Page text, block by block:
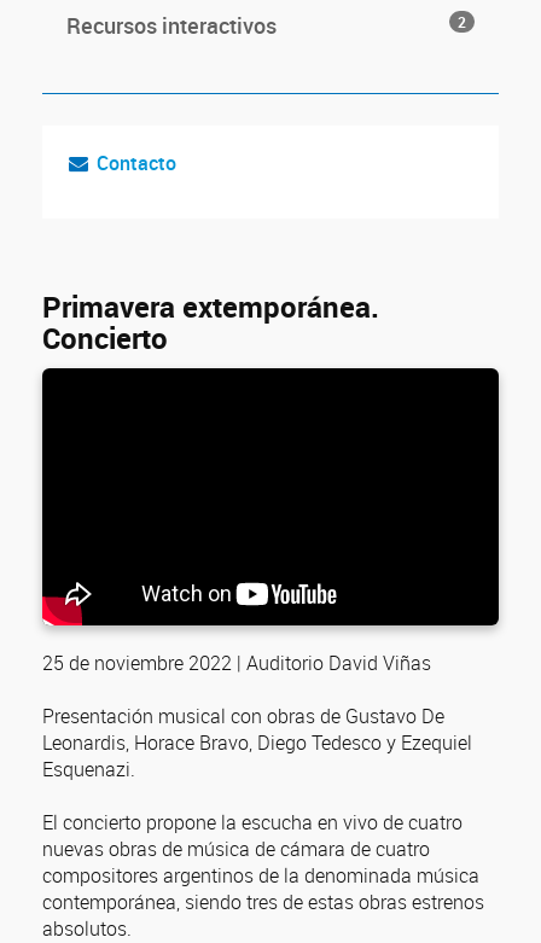
Recursos interactivos 2
Contacto
Primavera extemporánea.
Concierto
25 de noviembre 2022 | Auditorio David Viñas
Presentación musical con obras de Gustavo De
Leonardis, Horace Bravo, Diego Tedesco y Ezequiel
Esquenazi.
El concierto propone la escucha en vivo de cuatro
nuevas obras de música de cámara de cuatro
compositores argentinos de la denominada música
contemporánea, siendo tres de estas obras estrenos
absolutos.